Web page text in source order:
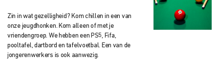
Zin in wat gezelligheid? Kom chillen in een van
onze jeugdhonken. Kom alleen of met je
vriendengroep. We hebben een PS5, Fifa,
pooltafel, dartbord en tafelvoetbal. Een van de
jongerenwerkers is ook aanwezig.